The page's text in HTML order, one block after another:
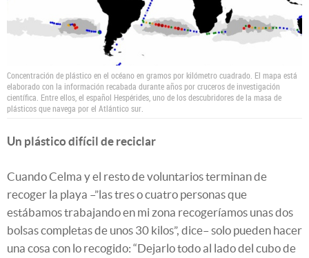
Concentración de plástico en el océano en gramos por kilómetro cuadrado. El mapa está
elaborado con la información recabada durante años por cruceros de investigación
científica. Entre ellos, el español Hespérides, uno de los descubridores de la masa de
plásticos que navega por el Atlántico sur.
Un plástico difícil de reciclar
Cuando Celma y el resto de voluntarios terminan de
recoger la playa –”las tres o cuatro personas que
estábamos trabajando en mi zona recogeríamos unas dos
bolsas completas de unos 30 kilos”, dice– solo pueden hacer
una cosa con lo recogido: “Dejarlo todo al lado del cubo de